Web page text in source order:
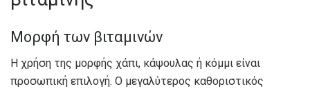
Μορφή των βιταμινών
Η χρήση της μορφής χάπι, κάψουλας ή κόμμι είναι
προσωπική επιλογή. Ο μεγαλύτερος καθοριστικός